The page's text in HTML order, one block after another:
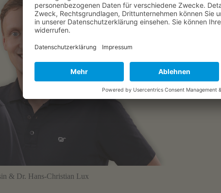
& Dr. Hans-Christian Lux